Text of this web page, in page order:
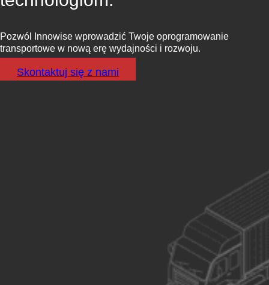
Pozwól Innowise wprowadzić Twoje oprogramowanie
transportowe w nową erę wydajności i rozwoju.
Skontaktuj się z nami